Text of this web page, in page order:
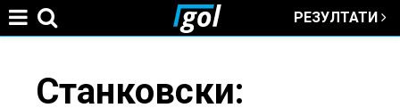
РЕЗУЛТАТИ
Станковски: